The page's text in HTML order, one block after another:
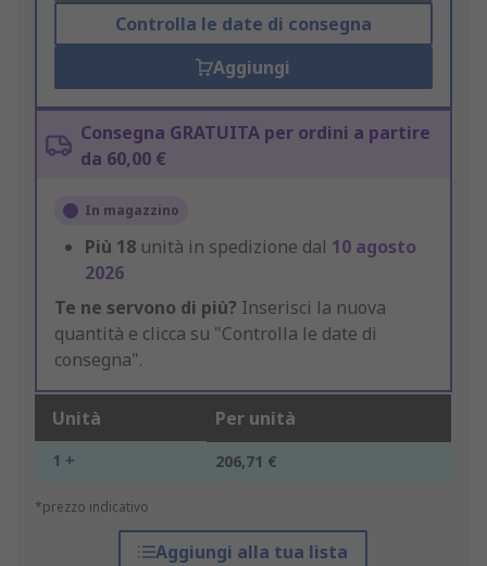
Controlla le date di consegna
Aggiungi
Consegna GRATUITA per ordini a partire
da 60,00 €
In magazzino
Più 18 unità in spedizione dal 10 agosto
2026
Te ne servono di più? Inserisci la nuova
quantità e clicca su "Controlla le date di
consegna".
Unità Per unità
1 + 206,71 €
*prezzo indicativo
Aggiungi alla tua lista